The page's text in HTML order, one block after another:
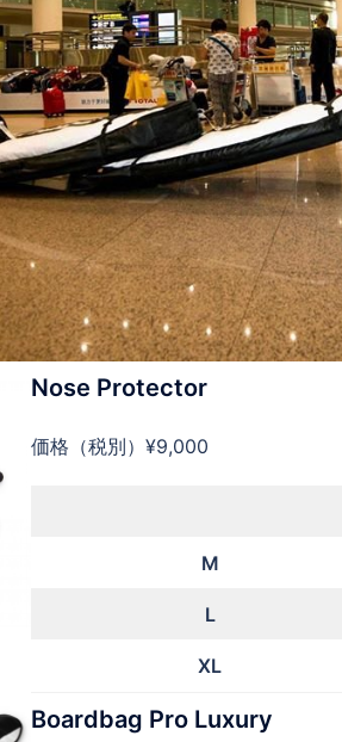
Nose Protector
価格（税別）¥9,000
M
L
XL
Boardbag Pro Luxury